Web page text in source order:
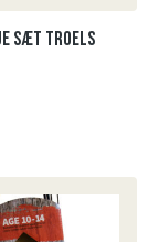
sæt Troels